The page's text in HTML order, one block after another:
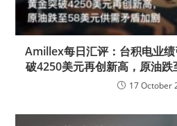
Amillex每日汇评：台积电业
破4250美元再创新高，原油
17 October